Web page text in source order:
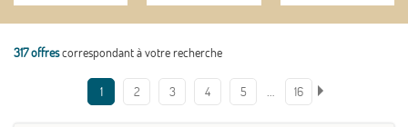
317 offrescorrespondant à votre recherche
1 2 3 4 5 … 16